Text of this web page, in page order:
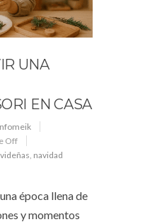
UNA
EN CASA
Off
navidad
época llena de
y momentos